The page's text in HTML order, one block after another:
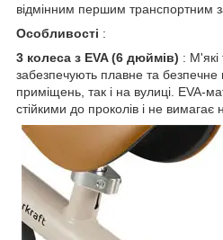
відмінним першим транспортним
Особливості :
3 колеса з EVA (6 дюймів) : М'які
забезпечують плавне та безпечне
приміщень, так і на вулиці. EVA-
стійкими до проколів і не вимагає